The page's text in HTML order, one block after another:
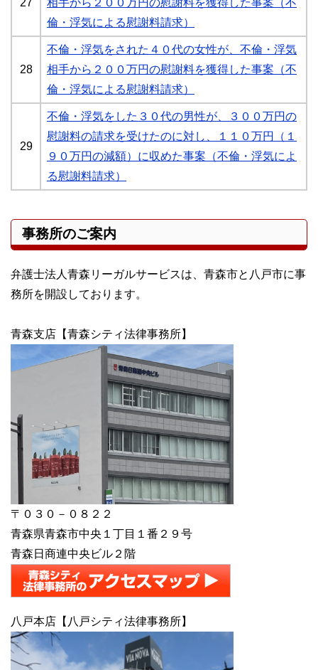
27
相手から２００万円の慰謝料を獲得した事案（不
倫・浮気による慰謝料請求）
28
不倫・浮気をされた４０代の女性が、不倫・浮気
相手から２００万円の慰謝料を獲得した事案（不
倫・浮気による慰謝料請求）
29
不倫・浮気をした３０代の男性が、３００万円の
慰謝料の請求を受けたのに対し、１１０万円（１
９０万円の減額）に収めた事案（不倫・浮気によ
る慰謝料請求）
事務所のご案内
弁護士法人青森リーガルサービスは、青森市と八戸市に事
務所を開設しております。
青森支店【青森シティ法律事務所】
〒０３０－０８２２
青森県青森市中央１丁目１番２９号
青森日商連中央ビル２階
八戸本店【八戸シティ法律事務所】